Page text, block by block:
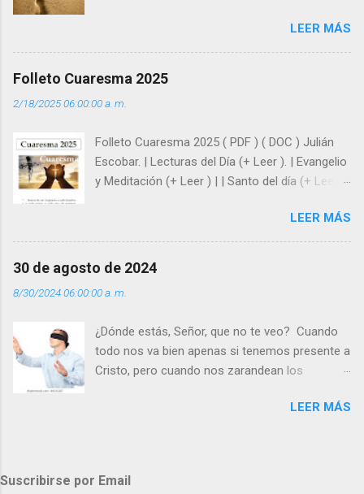
enseña Jesucristo? Que, si seguimos sus
huellas, sin ser superhombres, podemos
siempre está pendiente de nosotros. Amar es
y protegidos por nosotros. “ Señor, soy un
árbol sin frutos, pero tú me das la savia para
que al menos mis ramas y hojas den sombra
super hombre? - ¿Superas tu fragilidad con la
gracia de Dios? Julián Escobar. | Lecturas del
Día (+ Leer ). | Evangelio y Meditación (+ Leer ) |
LEER MÁS
Folleto Cuaresma 2025
2/18/2025 06:00:00 a. m.
Folleto Cuaresma 2025 ( PDF ) ( DOC ) Julián
Escobar. | Lecturas del Día (+ Leer ). | Evangelio
y Meditación (+ Leer ) | | Santo del día (+ Leer )
LEER MÁS
30 de agosto de 2024
8/30/2024 06:00:00 a. m.
¿Dónde estás, Señor, que no te veo? Cuando
todo nos va bien apenas si tenemos presente a
Cristo, pero cuando nos zarandean los
“¿Dónde estás, Señor, que no te veo, que me
tumba vacía, y yo estoy Resucitado. No me ves
LEER MÁS
Suscribirse por Email